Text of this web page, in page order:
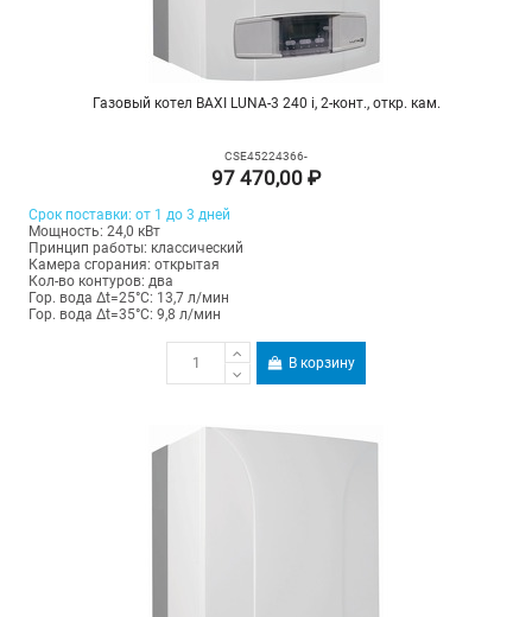
Газовый котел BAXI LUNA-3 240 i, 2-конт., откр. кам.
CSE45224366-
97 470,00 ₽
Срок поставки: от 1 до 3 дней
Мощность: 24,0 кВт
Принцип работы: классический
Камера сгорания: открытая
Кол-во контуров: два
Гор. вода Δt=25°C: 13,7 л/мин
Гор. вода Δt=35°C: 9,8 л/мин
В корзину